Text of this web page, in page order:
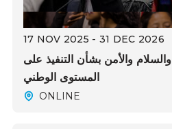
17 NOV 2025 - 31 DEC 2026
والأمن بشأن التنفيذ على
المستوى الوطني
ONLINE